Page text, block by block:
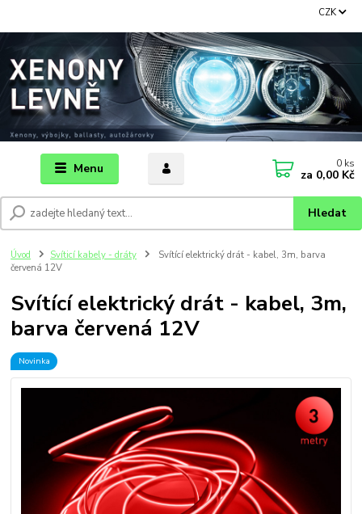
Menu
CZK
Hledat
0 ks
za 0,00 Kč
Úvod Svíticí kabely - dráty
Svítící elektrický drát - kabel, 3m, barva
červená 12V
Svítící elektrický drát - kabel, 3m,
barva červená 12V
Novinka